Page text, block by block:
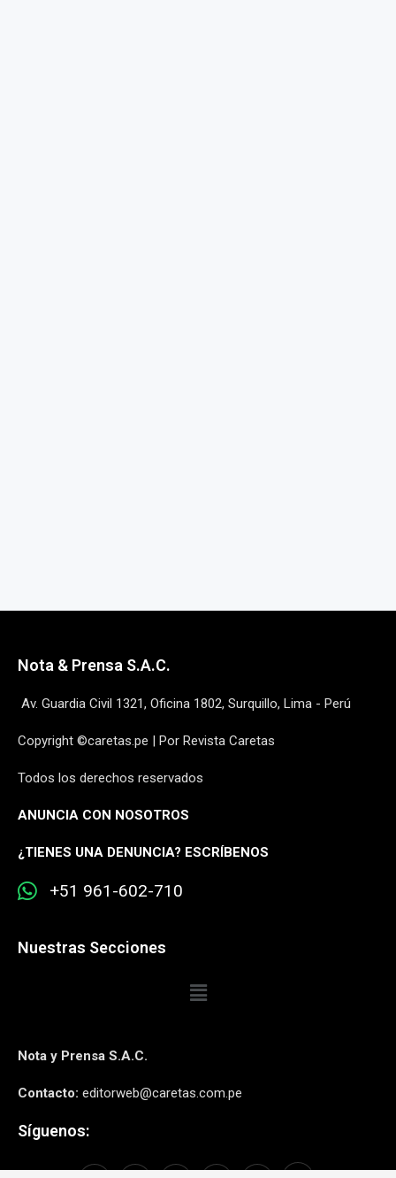
Nota & Prensa S.A.C.
Av. Guardia Civil 1321, Oficina 1802, Surquillo, Lima - Perú
Copyright ©caretas.pe | Por Revista Caretas
Todos los derechos reservados
ANUNCIA CON NOSOTROS
¿TIENES UNA DENUNCIA? ESCRÍBENOS
+51 961-602-710
Nuestras Secciones
Nota y Prensa S.A.C.
Contacto: editorweb@caretas.com.pe
Síguenos: